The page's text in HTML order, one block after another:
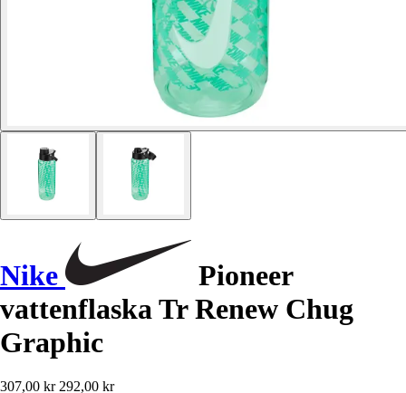
Nike
Pioneer
vattenflaska Tr Renew Chug
Graphic
307,00 kr 292,00 kr